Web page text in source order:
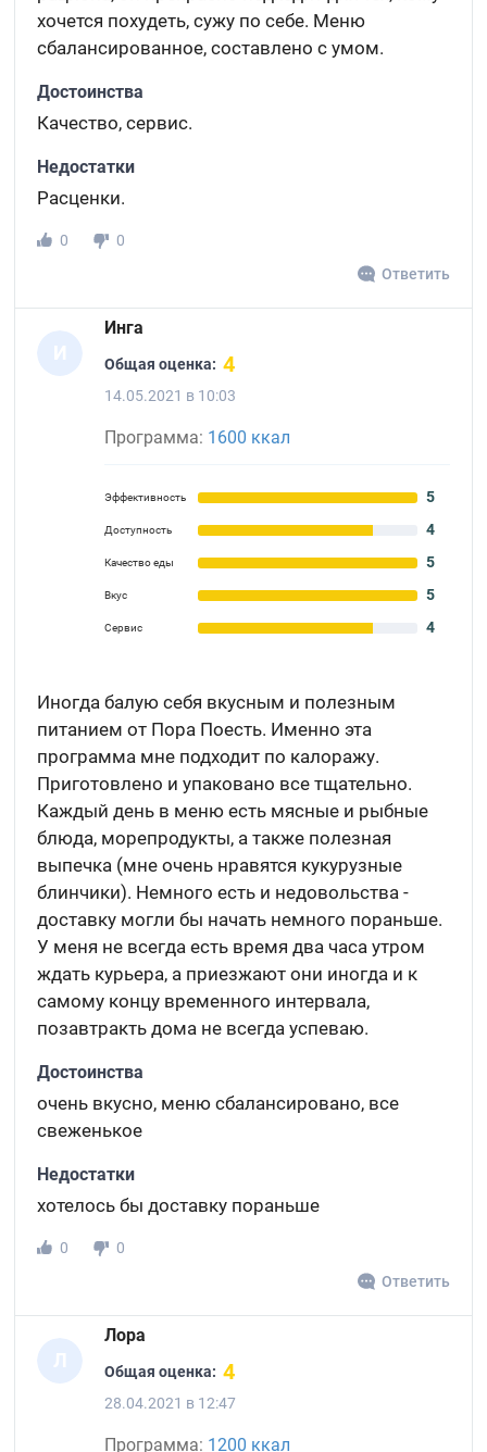
хочется похудеть, сужу по себе. Меню
сбалансированное, составлено с умом.
Достоинства
Качество, сервис.
Недостатки
Расценки.
0
0
Ответить
И
Инга
Общая оценка: 4
14.05.2021 в 10:03
Программа: 1600 ккал
Эффективность 5
Доступность 4
Качество еды 5
Вкус 5
Сервис 4
Иногда балую себя вкусным и полезным
питанием от Пора Поесть. Именно эта
программа мне подходит по калоражу.
Приготовлено и упаковано все тщательно.
Каждый день в меню есть мясные и рыбные
блюда, морепродукты, а также полезная
выпечка (мне очень нравятся кукурузные
блинчики). Немного есть и недовольства -
доставку могли бы начать немного пораньше.
У меня не всегда есть время два часа утром
ждать курьера, а приезжают они иногда и к
самому концу временного интервала,
позавтракть дома не всегда успеваю.
Достоинства
очень вкусно, меню сбалансировано, все
свеженькое
Недостатки
хотелось бы доставку пораньше
0
0
Ответить
Л
Лора
Общая оценка: 4
28.04.2021 в 12:47
Программа: 1200 ккал